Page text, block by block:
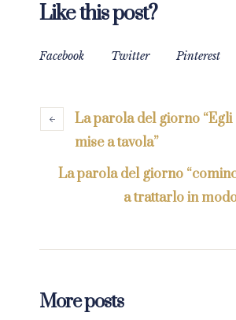
Like this post?
Facebook Twitter Pinterest
La parola del giorno “Egli
mise a tavola”
La parola del giorno
a trattarlo in
More posts